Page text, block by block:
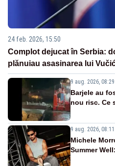
24 feb. 2026, 15:50
Complot dejucat în Serbia:
plănuiau asasinarea lui
9 aug. 2026, 08:29
Barjele au
nou risc. Ce
9 aug. 2026, 08:11
Michele
Summer